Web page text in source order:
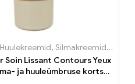
Huulekreemid, Silmakreemid,
Soin Lissant Contours Yeux
ja huuleümbruse kortse